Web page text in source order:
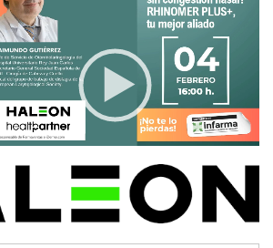
sin congestión nasal? RHINOMER
44:35